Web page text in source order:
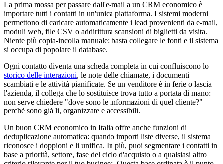
La prima mossa per passare dall'e-mail a un CRM economico è
importare tutti i contatti in un'unica piattaforma. I sistemi moderni
permettono di caricare automaticamente i lead provenienti da e-mail,
moduli web, file CSV o addirittura scansioni di biglietti da visita.
Niente più copia-incolla manuale: basta collegare le fonti e il sistema
si occupa di popolare il database.
Ogni contatto diventa una scheda completa in cui confluiscono lo
storico delle interazioni, le note delle chiamate, i documenti
scambiati e le attività pianificate. Se un venditore è in ferie o lascia
l'azienda, il collega che lo sostituisce trova tutto a portata di mano:
non serve chiedere "dove sono le informazioni di quel cliente?"
perché sono già lì, organizzate e accessibili.
Un buon CRM economico in Italia offre anche funzioni di
deduplicazione automatica: quando importi liste diverse, il sistema
riconosce i doppioni e li unifica. In più, puoi segmentare i contatti in
base a priorità, settore, fase del ciclo d'acquisto o a qualsiasi altro